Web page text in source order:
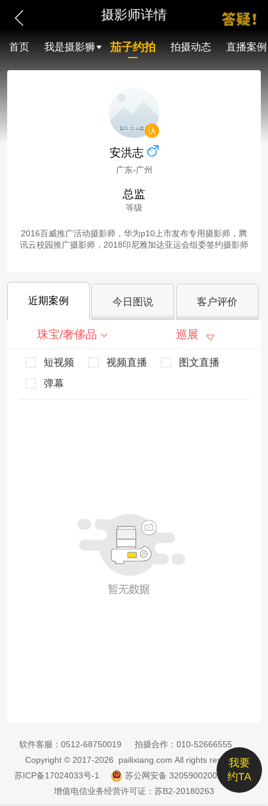
摄影师详情
首页 我是摄影狮 茄子约拍 拍摄动态 直播案例
安洪志
广东-广州
总监
等级
2016百威推广活动摄影师，华为p10上市发布专用摄影师，腾
讯云校园推广摄影师，2018印尼雅加达亚运会组委签约摄影师
近期案例 今日图说 客户评价
珠宝/奢侈品 巡展
短视频 视频直播
图文直播
弹幕
我要
约TA
软件客服： 0512-68750019 拍摄合作： 010-52666555
Copyright © 2017-2026 pailixiang.com All rights reserved
苏ICP备17024033号-1
苏公网安备 32059002002885号
增值电信业务经营许可证：苏B2-20180263